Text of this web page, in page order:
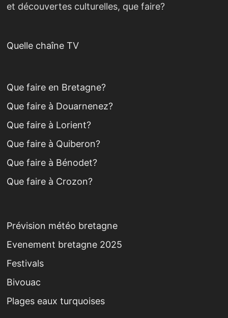
et découvertes culturelles, que faire?
Quelle chaîne TV
Que faire en Bretagne?
Que faire à Douarnenez?
Que faire à Lorient?
Que faire à Quiberon?
Que faire à Bénodet?
Que faire à Crozon?
Prévision météo bretagne
Evenement bretagne 2025
Festivals
Bivouac
Plages eaux turquoises